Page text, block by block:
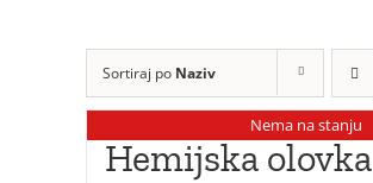
Sortiraj po Naziv
Nema na stanju
Hemijska olovka